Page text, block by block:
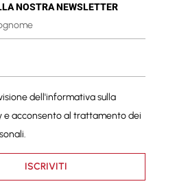
NOSTRA NEWSLETTER
dell'informativa sulla
e acconsento al trattamento dei
ISCRIVITI